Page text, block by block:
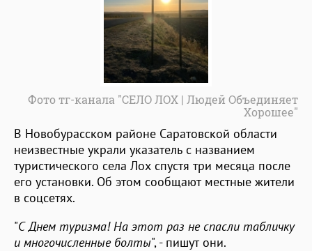
Фото тг-канала "СЕЛО ЛОХ | Людей Объединяет
Хорошее"
В Новобурасском районе Саратовской области
неизвестные украли указатель с названием
туристического села Лох спустя три месяца после
его установки. Об этом сообщают местные жители
в соцсетях.
"С Днем туризма! На этот раз не спасли табличку
и многочисленные болты", - пишут они.